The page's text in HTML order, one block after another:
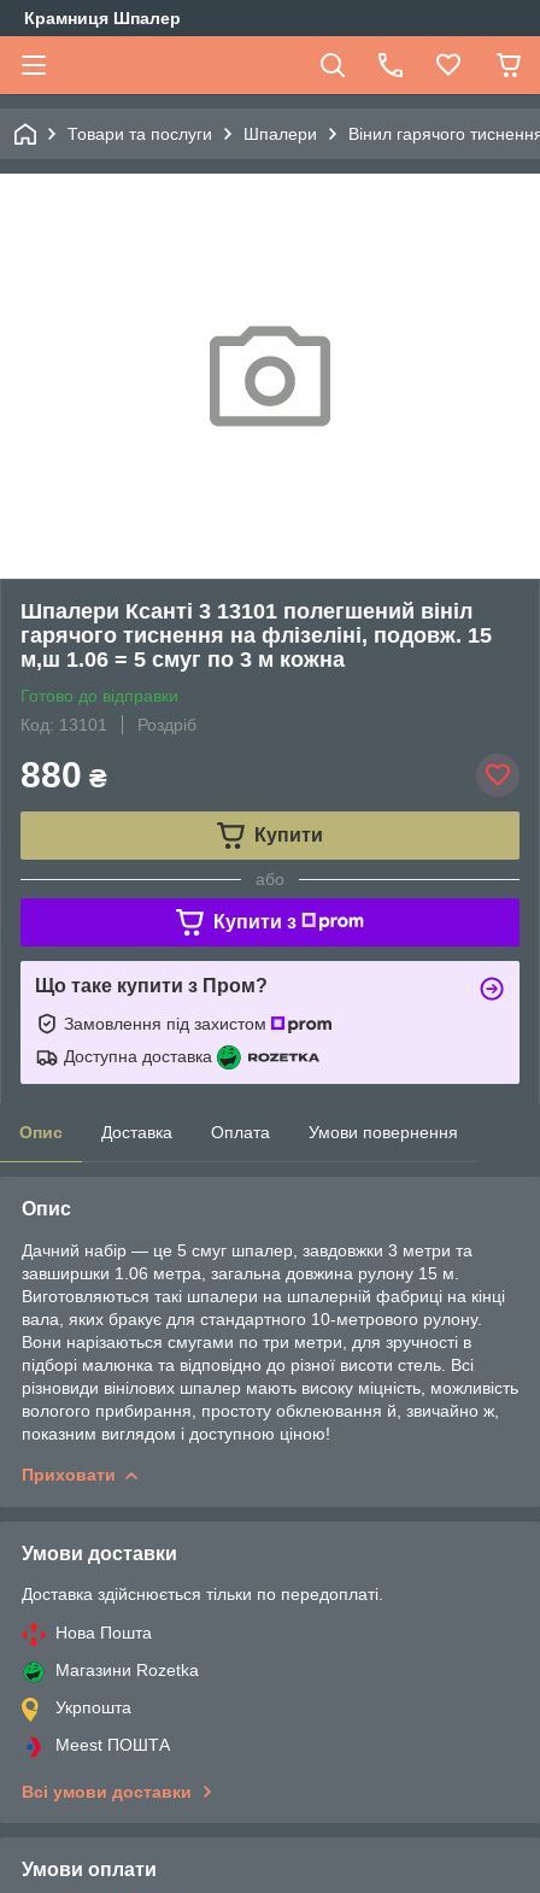
Крамниця Шпалер
Товари та послуги Шпалери Вінил гарячого
Шпалери Ксанті 3 13101 полегшений вініл
гарячого тиснення на флізеліні, подовж. 15
м,ш 1.06 = 5 смуг по 3 м кожна
Готово до відправки
Код: 13101
Роздріб
880 ₴
Купити
або
Купити з
Що таке купити з Пром?
Замовлення під захистом
Доступна доставка
Опис Доставка Оплата Умови повернення
Опис
Дачний набір — це 5 смуг шпалер, завдовжки 3 метри та
завширшки 1.06 метра, загальна довжина рулону 15 м.
Виготовляються такі шпалери на шпалерній фабриці на кінці
вала, яких бракує для стандартного 10-метрового рулону.
Вони нарізаються смугами по три метри, для зручності в
підборі малюнка та відповідно до різної висоти стель. Всі
різновиди вінілових шпалер мають високу міцність, можливість
вологого прибирання, простоту обклеювання й, звичайно ж,
показним виглядом і доступною ціною!
Приховати
Умови доставки
Доставка здійснюється тільки по передоплаті.
Нова Пошта
Магазини Rozetka
Укрпошта
Meest ПОШТА
Всі умови доставки
Умови оплати